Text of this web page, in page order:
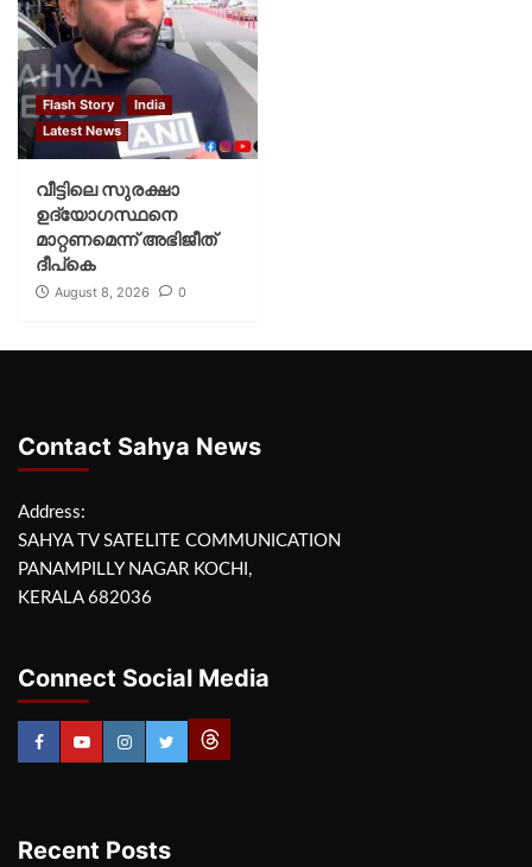
Flash Story
India
Latest News
വീട്ടിലെ സുരക്ഷാ
ഉദ്യോഗസ്ഥനെ
മാറ്റണമെന്ന് അഭിജീത്
ദീപ്‌കെ
August 8, 2026 0
Contact Sahya News
Address:
SAHYA TV SATELITE COMMUNICATION
PANAMPILLY NAGAR KOCHI,
KERALA 682036
Connect Social Media
Recent Posts